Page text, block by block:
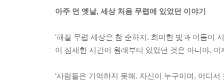
아주 먼 옛날, 세상 처음 무렵에 있었던 이야기
‘해질 무렵 세상은 참 순하지. 희미한 빛과 어둠이
이 섬세한 시간이 원래부터 있었던 것은 아니야. 이
‘사람들은 기억하지 못해. 자신이 누구이며, 어디서